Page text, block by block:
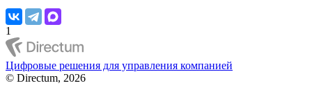
1
Цифровые решения для управления компанией
© Directum, 2026